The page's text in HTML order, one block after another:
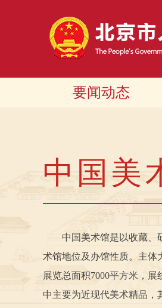
要闻动态
中国美
中国美术馆是以收藏、研
术馆地位及办馆性质。主体
展览总面积7000平方米，
中主要为近现代美术精品，